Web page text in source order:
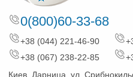
0(800)60-33-68
+38 (044) 221-46-90
+38 (067) 238-22-85
Киев, Дарница, ул.